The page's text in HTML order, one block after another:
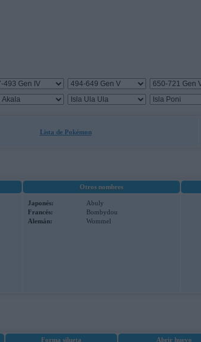
Lista de Pokémon
Otros nombres
Japonés:
Abuly
Francés:
Bombydou
Alemán:
Wommel
Forma silueta Abrir huevo